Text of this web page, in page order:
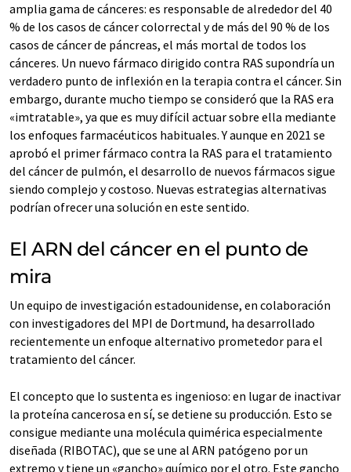
amplia gama de cánceres: es responsable de alrededor del 40
% de los casos de cáncer colorrectal y de más del 90 % de los
casos de cáncer de páncreas, el más mortal de todos los
cánceres. Un nuevo fármaco dirigido contra RAS supondría un
verdadero punto de inflexión en la terapia contra el cáncer. Sin
embargo, durante mucho tiempo se consideró que la RAS era
«imtratable», ya que es muy difícil actuar sobre ella mediante
los enfoques farmacéuticos habituales. Y aunque en 2021 se
aprobó el primer fármaco contra la RAS para el tratamiento
del cáncer de pulmón, el desarrollo de nuevos fármacos sigue
siendo complejo y costoso. Nuevas estrategias alternativas
podrían ofrecer una solución en este sentido.
El ARN del cáncer en el punto de
mira
Un equipo de investigación estadounidense, en colaboración
con investigadores del MPI de Dortmund, ha desarrollado
recientemente un enfoque alternativo prometedor para el
tratamiento del cáncer.
El concepto que lo sustenta es ingenioso: en lugar de inactivar
la proteína cancerosa en sí, se detiene su producción. Esto se
consigue mediante una molécula quimérica especialmente
diseñada (RIBOTAC), que se une al ARN patógeno por un
extremo y tiene un «gancho» químico por el otro. Este gancho